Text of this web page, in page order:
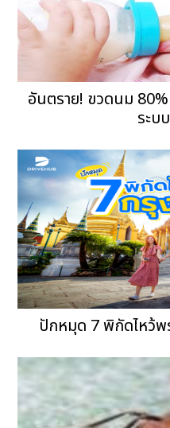
อันตราย! ขวดนม
ระบ
ปักหมุด 7 พิกัดไหว้พ